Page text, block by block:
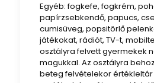
Egyéb: fogkefe, fogkrém,
papírzsebkendő, papucs,
cumisüveg, popsitörlő
játékokat, rádiót, TV-t,
osztályra felvett gyermekek
magukkal. Az osztályra
beteg felvételekor értékleltár